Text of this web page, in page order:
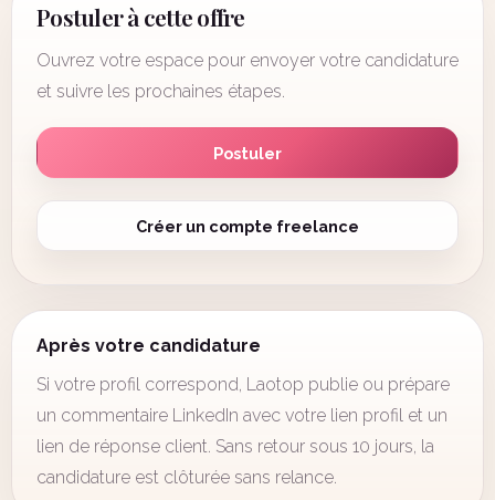
Postuler à cette offre
Ouvrez votre espace pour envoyer votre candidature
et suivre les prochaines étapes.
Postuler
Créer un compte freelance
Après votre candidature
Si votre profil correspond, Laotop publie ou prépare
un commentaire LinkedIn avec votre lien profil et un
lien de réponse client. Sans retour sous 10 jours, la
candidature est clôturée sans relance.